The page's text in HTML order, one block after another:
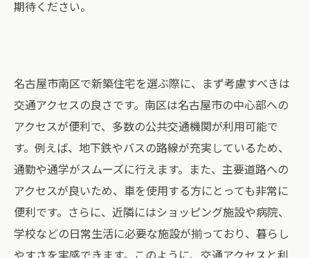
期待ください。
名古屋市南区で新築住宅を選ぶ際に、まず考慮すべきは
交通アクセスの良さです。南区は名古屋市の中心部への
アクセスが便利で、多数の公共交通機関が利用可能で
す。例えば、地下鉄やバスの路線が充実しているため、
通勤や通学がスムーズに行えます。また、主要道路への
アクセスが良いため、車を使用する方にとっても非常に
便利です。さらに、近隣にはショッピング施設や病院、
学校などの日常生活に必要な施設が揃っており、暮らし
やすさを実感できます。このように、交通アクセスと利